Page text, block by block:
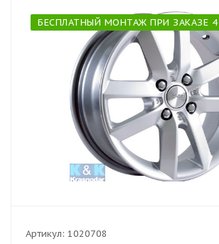
БЕСПЛАТНЫЙ МОНТАЖ ПРИ ЗАКАЗЕ
Артикул: 1020708